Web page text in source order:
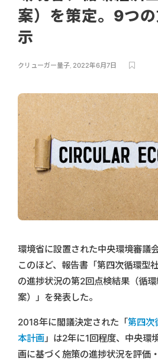
案）を策定。9つ
示
クリューガー量子, 2022年6月7日
環境省に設置された中央環境審議
このほど、報告書「第四次循環型
の進捗状況の第2回点検結果（循
案）」を発表した。
2018年に閣議決定された「第四次
本計画」は2年に1回程度、中央環
画に基づく施策の進捗状況を評価